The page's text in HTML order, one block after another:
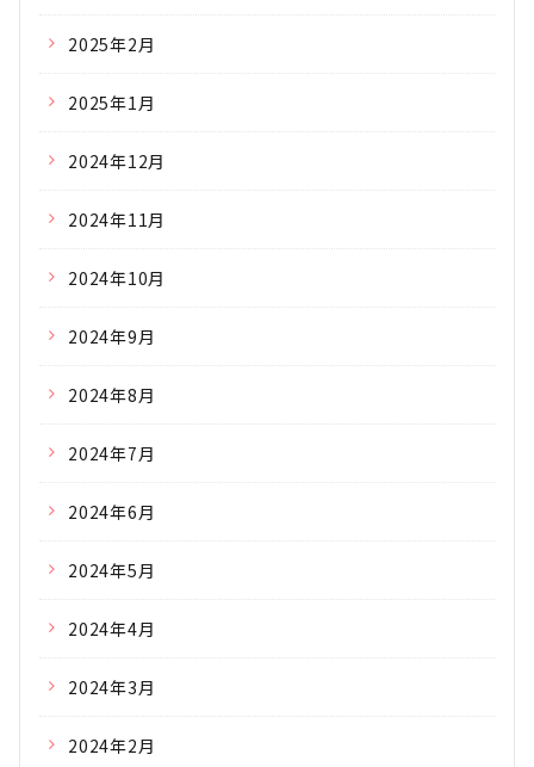
2025年2月
2025年1月
2024年12月
2024年11月
2024年10月
2024年9月
2024年8月
2024年7月
2024年6月
2024年5月
2024年4月
2024年3月
2024年2月